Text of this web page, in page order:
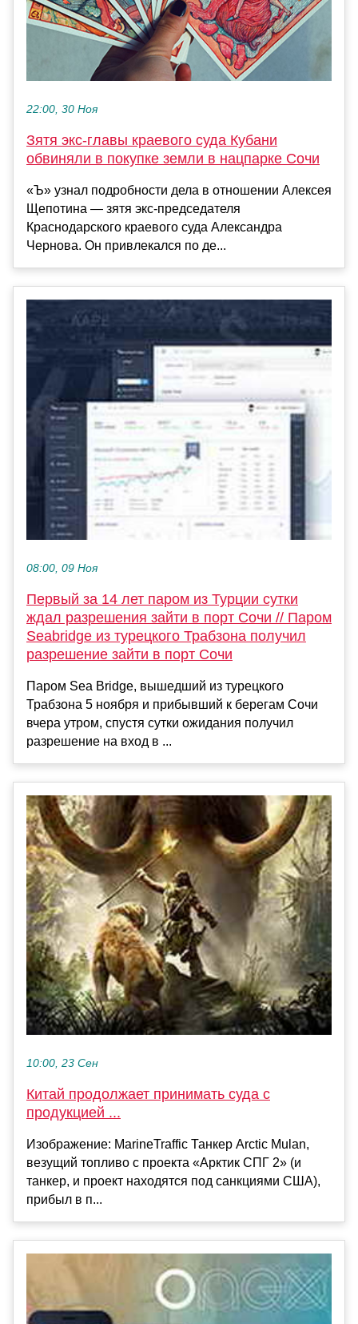
22:00, 30 Ноя
Зятя экс-главы краевого суда Кубани
обвиняли в покупке земли в нацпарке Сочи
«Ъ» узнал подробности дела в отношении Алексея
Щепотина — зятя экс-председателя
Краснодарского краевого суда Александра
Чернова. Он привлекался по де...
08:00, 09 Ноя
Первый за 14 лет паром из Турции сутки
ждал разрешения зайти в порт Сочи // Паром
Seabridge из турецкого Трабзона получил
разрешение зайти в порт Сочи
Паром Sea Bridge, вышедший из турецкого
Трабзона 5 ноября и прибывший к берегам Сочи
вчера утром, спустя сутки ожидания получил
разрешение на вход в ...
10:00, 23 Сен
Китай продолжает принимать суда с
продукцией ...
Изображение: MarineTraffic Танкер Arctic Mulan,
везущий топливо с проекта «Арктик СПГ 2» (и
танкер, и проект находятся под санкциями США),
прибыл в п...